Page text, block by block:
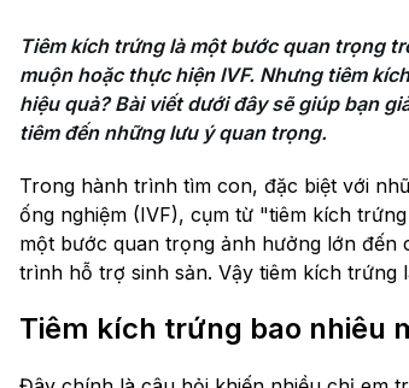
Tiêm kích trứng là một bước quan trọng
muộn hoặc thực hiện IVF. Nhưng tiêm
hiệu quả? Bài viết dưới đây sẽ giúp bạn
tiêm đến những lưu ý quan trọng.
Trong hành trình tìm con, đặc biệt với
ống nghiệm (IVF), cụm từ "tiêm kích
một bước quan trọng ảnh hưởng lớn đến
trình hỗ trợ sinh sản. Vậy tiêm kích trứng
Tiêm kích trứng bao nhiêu